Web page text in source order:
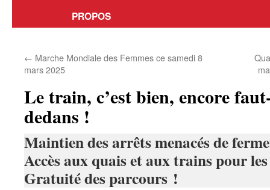
PROPOS
← Marche Mondiale des Femmes ce samedi 8
mars 2025
Le train, c’est bien, encore
dedans !
Maintien des arrêts menacés de
Accès aux quais et aux trains pour
Gratuité des parcours !